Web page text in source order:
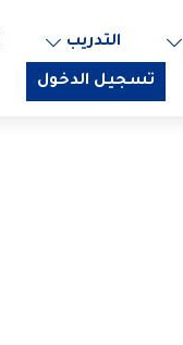
التدريب
تسجيل الدخول